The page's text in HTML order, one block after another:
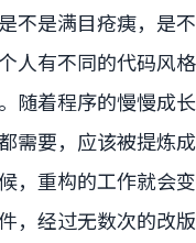
不是满目疮痍，是
人有不同的代码风
随着程序的慢慢成
需要，应该被提炼
，重构的工作就会
，经过无数次的改